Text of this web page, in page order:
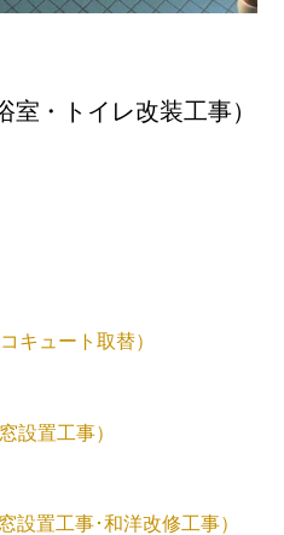
・トイレ改装工事）
キュート取替）
設置工事）
置工事･和洋改修工事）